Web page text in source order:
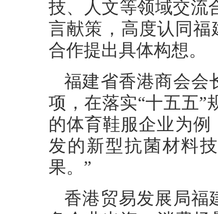
技、人文等领域交流
言献策，高度认同福
合作提出具体构想。
福建省香港商会会
项，在落实“十五五”
的体育鞋服企业为
发的新型抗菌材料
果。”
香港贸易发展局福